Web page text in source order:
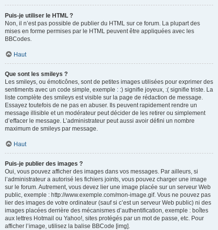
Puis-je utiliser le HTML ?
Non, il n’est pas possible de publier du HTML sur ce forum. La plupart des
mises en forme permises par le HTML peuvent être appliquées avec les
BBCodes.
Haut
Que sont les smileys ?
Les smileys, ou émoticônes, sont de petites images utilisées pour exprimer des
sentiments avec un code simple, exemple : :) signifie joyeux, :( signifie triste. La
liste complète des smileys est visible sur la page de rédaction de message.
Essayez toutefois de ne pas en abuser. Ils peuvent rapidement rendre un
message illisible et un modérateur peut décider de les retirer ou simplement
d’effacer le message. L’administrateur peut aussi avoir défini un nombre
maximum de smileys par message.
Haut
Puis-je publier des images ?
Oui, vous pouvez afficher des images dans vos messages. Par ailleurs, si
l’administrateur a autorisé les fichiers joints, vous pouvez charger une image
sur le forum. Autrement, vous devez lier une image placée sur un serveur Web
public, exemple : http://www.exemple.com/mon-image.gif. Vous ne pouvez pas
lier des images de votre ordinateur (sauf si c’est un serveur Web public) ni des
images placées derrière des mécanismes d’authentification, exemple : boîtes
aux lettres Hotmail ou Yahoo!, sites protégés par un mot de passe, etc. Pour
afficher l’image, utilisez la balise BBCode [img].